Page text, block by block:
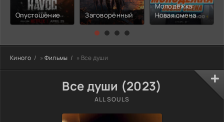
Опустошение Заговорённый
Молодёжка:
Новая смена
Киного » Фильмы » Все души
Все души (2023)
ALL SOULS